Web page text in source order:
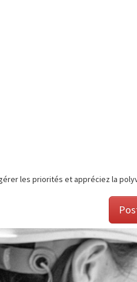
les priorités et appréciez la